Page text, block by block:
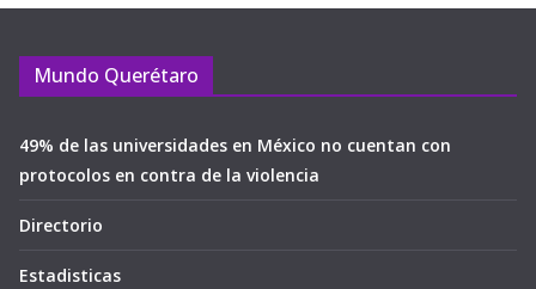
Mundo Querétaro
49% de las universidades en México no cuentan con
protocolos en contra de la violencia
Directorio
Estadisticas